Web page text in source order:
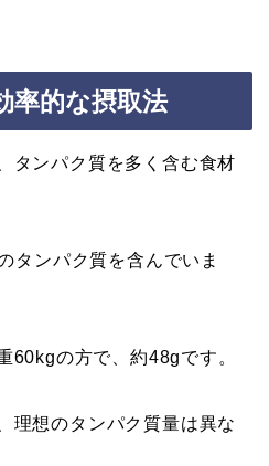
率的な摂取法
タンパク質を多く含む食材
タンパク質を含んでいま
60kgの方で、約48gです。
理想のタンパク質量は異な